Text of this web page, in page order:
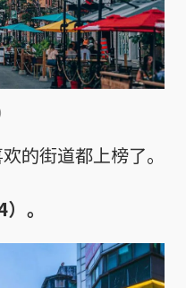
的街道都上榜了。
。